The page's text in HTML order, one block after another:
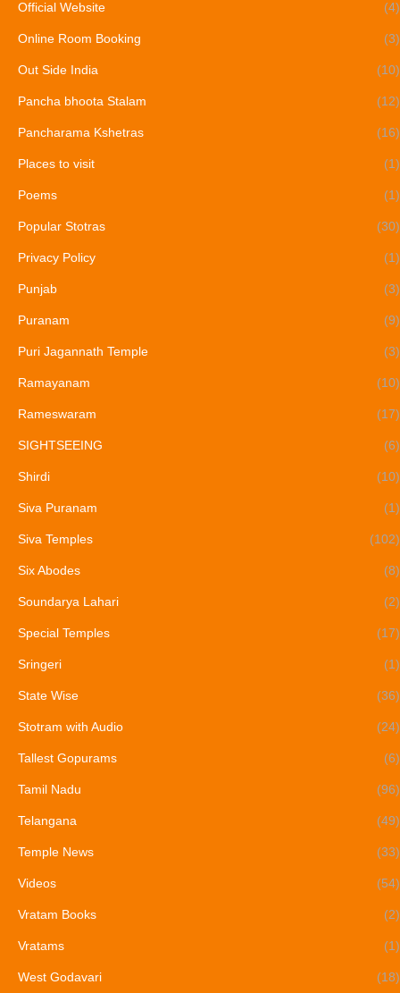
Official Website (4)
Online Room Booking (3)
Out Side India (10)
Pancha bhoota Stalam (12)
Pancharama Kshetras (16)
Places to visit (1)
Poems (1)
Popular Stotras (30)
Privacy Policy (1)
Punjab (3)
Puranam (9)
Puri Jagannath Temple (3)
Ramayanam (10)
Rameswaram (17)
SIGHTSEEING (6)
Shirdi (10)
Siva Puranam (1)
Siva Temples (102)
Six Abodes (8)
Soundarya Lahari (2)
Special Temples (17)
Sringeri (1)
State Wise (36)
Stotram with Audio (24)
Tallest Gopurams (6)
Tamil Nadu (96)
Telangana (49)
Temple News (33)
Videos (54)
Vratam Books (2)
Vratams (1)
West Godavari (18)